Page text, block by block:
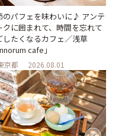
のパフェを味わいに♪ アンテ
クに囲まれて、時間を忘れて
したくなるカフェ／浅草
cafe」
京都 2026.08.01